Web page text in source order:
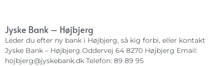
Jyske Bank – Højbjerg
Leder du efter ny bank i Højbjerg, så kig forbi, eller kontakt
Jyske Bank – Højbjerg Oddervej 64 8270 Højbjerg Email:
hojbjerg@jyskebank.dk Telefon: 89 89 95